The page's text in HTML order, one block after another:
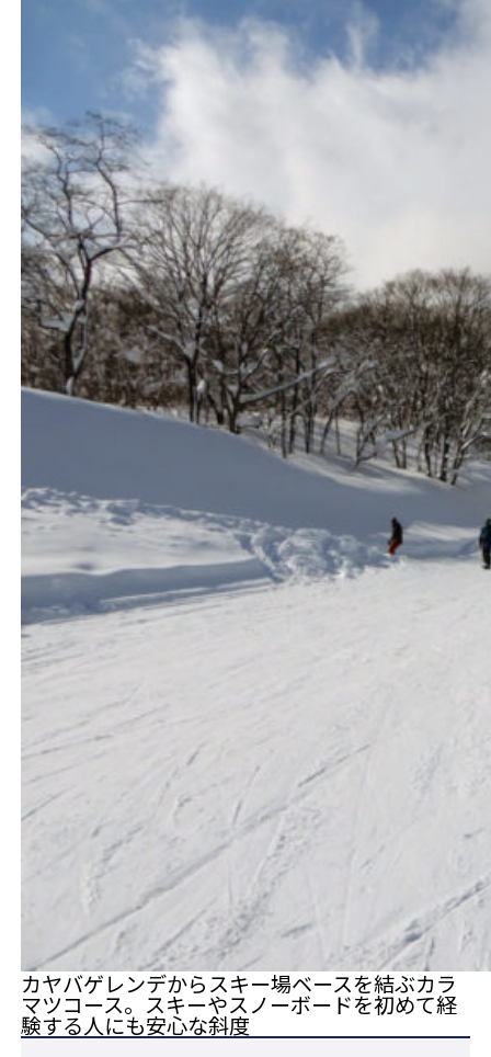
カヤバゲレンデからスキー場ベースを結ぶカラ
マツコース。スキーやスノーボードを初めて経
験する人にも安心な斜度